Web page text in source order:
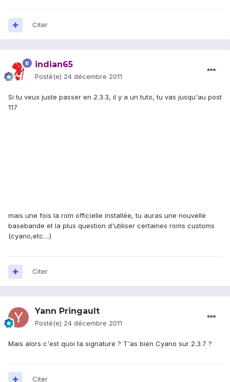
Citer
indian65
Posté(e) 24 décembre 2011
Si tu veux juste passer en 2.3.3, il y a un tuto, tu vas jusqu'au post
117
mais une fois la rom officielle installée, tu auras une nouvelle
basebande et la plus question d'utiliser certaines roms customs
(cyano,etc....)
Citer
Yann Pringault
Posté(e) 24 décembre 2011
Mais alors c'est quoi ta signature ? T'as bien Cyano sur 2.3.7 ?
Citer